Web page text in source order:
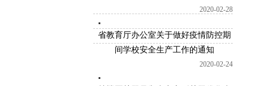
2020-02-28
省教育厅办公室关于做好疫情防控期
间学校安全生产工作的通知
2020-02-24